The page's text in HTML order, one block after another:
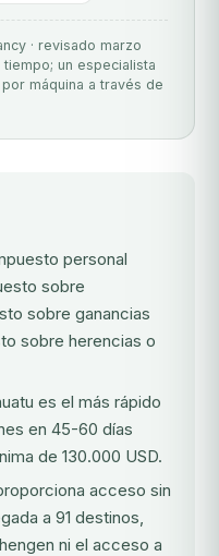
· revisado marzo
un especialista
máquina a través de
personal
sobre
sobre ganancias
sobre herencias o
es el más rápido
en 45-60 días
de 130.000 USD.
acceso sin
a 91 destinos,
ni el acceso a